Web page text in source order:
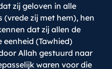
zij geloven in alle
(vrede zij met hem), hen
dat zij allen de
(Tawhied)
Allah gestuurd naar
waren voor die